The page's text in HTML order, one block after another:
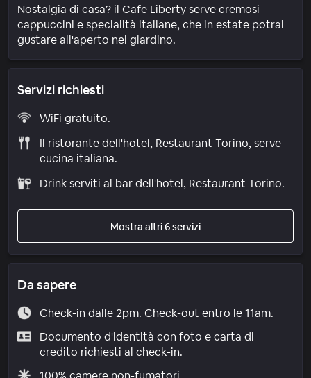
Nostalgia di casa? il Cafe Liberty serve cremosi
cappuccini e specialità italiane, che in estate potrai
gustare all'aperto nel giardino.
Servizi richiesti
WiFi gratuito.
Il ristorante dell'hotel, Restaurant Torino, serve
cucina italiana.
Drink serviti al bar dell'hotel, Restaurant Torino.
Mostra altri 6 servizi
Da sapere
Check-in dalle 2pm. Check-out entro le 11am.
Documento d'identità con foto e carta di
credito richiesti al check-in.